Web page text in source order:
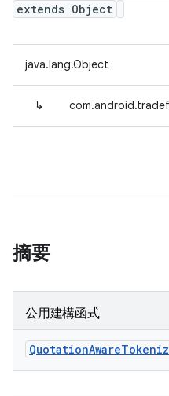
extends Object
java.lang.Object
↳
摘要
公用建構函式
QuotationAware